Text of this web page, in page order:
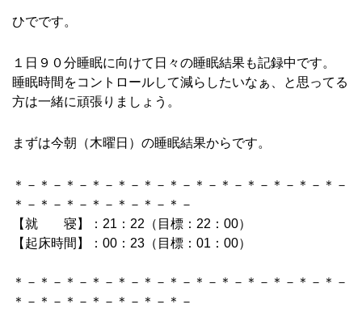
ひでです。
１日９０分睡眠に向けて日々の睡眠結果も記録中です。
睡眠時間をコントロールして減らしたいなぁ、と思ってる
方は一緒に頑張りましょう。
まずは今朝（木曜日）の睡眠結果からです。
＊－＊－＊－＊－＊－＊－＊－＊－＊－＊－＊－＊－＊－
＊－＊－＊－＊－＊－＊－＊－
【就 寝】：21：22（目標：22：00）
【起床時間】：00：23（目標：01：00）
＊－＊－＊－＊－＊－＊－＊－＊－＊－＊－＊－＊－＊－
＊－＊－＊－＊－＊－＊－＊－